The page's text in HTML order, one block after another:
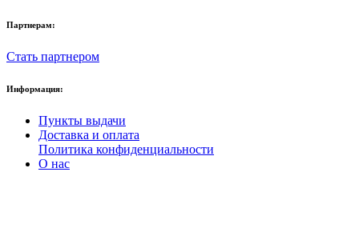
Партнерам:
Стать партнером
Информация:
Пункты выдачи
Доставка и оплата
Политика конфиденциальности
О нас